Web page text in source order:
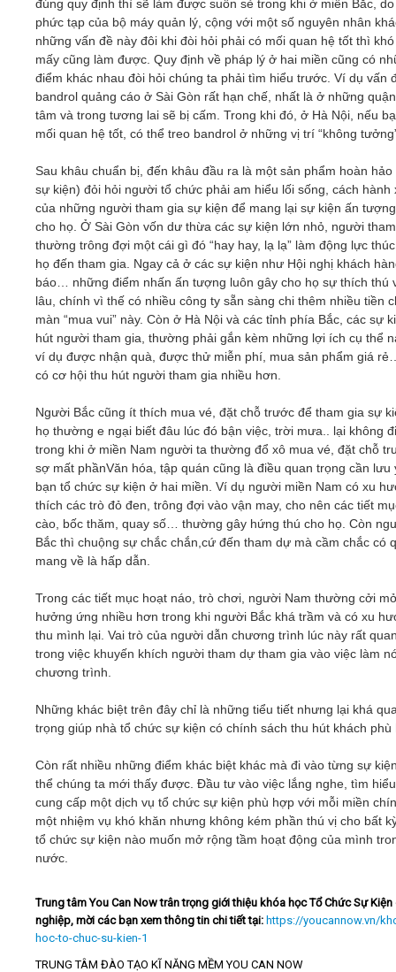
đúng quy định thì sẽ làm được suôn sẻ trong khi ở miền Bắc,
phức tạp của bộ máy quản lý, cộng với một số nguyên nhân
những vấn đề này đôi khi đòi hỏi phải có mối quan hệ tốt thì
mấy cũng làm được. Quy định về pháp lý ở hai miền cũng có
điểm khác nhau đòi hỏi chúng ta phải tìm hiểu trước. Ví dụ vấn
bandrol quảng cáo ở Sài Gòn rất hạn chế, nhất là ở những
tâm và trong tương lai sẽ bị cấm. Trong khi đó, ở Hà Nội, nếu
mối quan hệ tốt, có thể treo bandrol ở những vị trí “không
Sau khâu chuẩn bị, đến khâu đầu ra là một sản phẩm hoàn hảo
sự kiện) đỏi hỏi người tổ chức phải am hiểu lối sống, cách hành
của những người tham gia sự kiện để mang lại sự kiện ấn
cho họ. Ở Sài Gòn vốn dư thừa các sự kiện lớn nhỏ, người
thường trông đợi một cái gì đó “hay hay, lạ lạ” làm động lực
họ đến tham gia. Ngay cả ở các sự kiện như Hội nghị khách
báo… những điểm nhấn ấn tượng luôn gây cho họ sự thích thú
lâu, chính vì thế có nhiều công ty sẵn sàng chi thêm nhiều tiền
màn “mua vui” này. Còn ở Hà Nội và các tỉnh phía Bắc, các sự
hút người tham gia, thường phải gắn kèm những lợi ích cụ thể
ví dụ được nhận quà, được thử miễn phí, mua sản phẩm giá
có cơ hội thu hút người tham gia nhiều hơn.
Người Bắc cũng ít thích mua vé, đặt chỗ trước để tham gia sự
họ thường e ngại biết đâu lúc đó bận việc, trời mưa.. lại không
trong khi ở miền Nam người ta thường đổ xô mua vé, đặt chỗ
sợ mất phầnVăn hóa, tập quán cũng là điều quan trọng cần lưu
bạn tổ chức sự kiện ở hai miền. Ví dụ người miền Nam có xu
thích các trò đỏ đen, trông đợi vào vận may, cho nên các tiết
cào, bốc thăm, quay số… thường gây hứng thú cho họ. Còn
Bắc thì chuộng sự chắc chắn,cứ đến tham dự mà cầm chắc có
mang về là hấp dẫn.
Trong các tiết mục hoạt náo, trò chơi, người Nam thường cởi
hưởng ứng nhiều hơn trong khi người Bắc khá trầm và có xu
thu mình lại. Vai trò của người dẫn chương trình lúc này rất
trong việc khuyến khích người tham dự tham gia vào việc làm
chương trình.
Những khác biệt trên đây chỉ là những tiểu tiết nhưng lại khá
trọng giúp nhà tổ chức sự kiện có chính sách thu hút khách phù
Còn rất nhiều những điểm khác biệt khác mà đi vào từng sự
thể chúng ta mới thấy được. Đầu tư vào việc lắng nghe, tìm
cung cấp một dịch vụ tổ chức sự kiện phù hợp với mỗi miền
một nhiệm vụ khó khăn nhưng không kém phần thú vị cho bất
tổ chức sự kiện nào muốn mở rộng tầm hoạt động của mình
nước.
Trung tâm You Can Now trân trọng giới thiệu khóa học Tổ Chức Sự Kiện
nghiệp, mời các bạn xem thông tin chi tiết tại: https://youcannow.vn/
hoc-to-chuc-su-kien-1
TRUNG TÂM ĐÀO TẠO KĨ NĂNG MỀM YOU CAN NOW